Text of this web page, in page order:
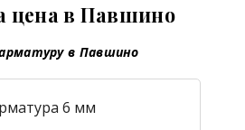
цена в Павшино
в Павшино
6 мм